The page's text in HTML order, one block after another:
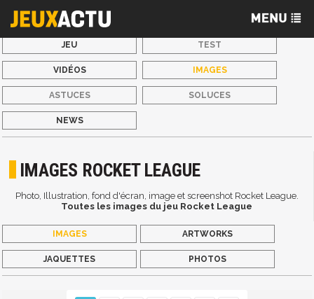
JEU TEST
VIDÉOS IMAGES
ASTUCES SOLUCES
NEWS
IMAGES ROCKET LEAGUE
Photo, Illustration, fond d'écran, image et screenshot Rocket League.
Toutes les images du jeu Rocket League
IMAGES ARTWORKS
JAQUETTES PHOTOS